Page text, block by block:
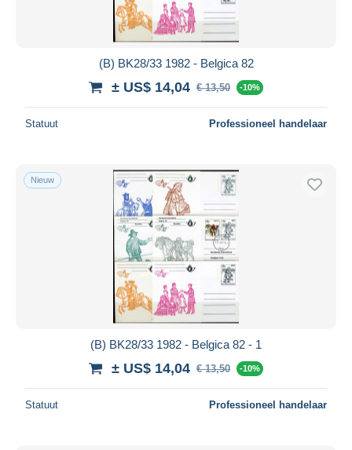
(B) BK28/33 1982 - Belgica 82
± US$ 14,04 € 13,50 -10%
Statuut Professioneel handelaar
Nieuw
(B) BK28/33 1982 - Belgica 82 - 1
± US$ 14,04 € 13,50 -10%
Statuut Professioneel handelaar